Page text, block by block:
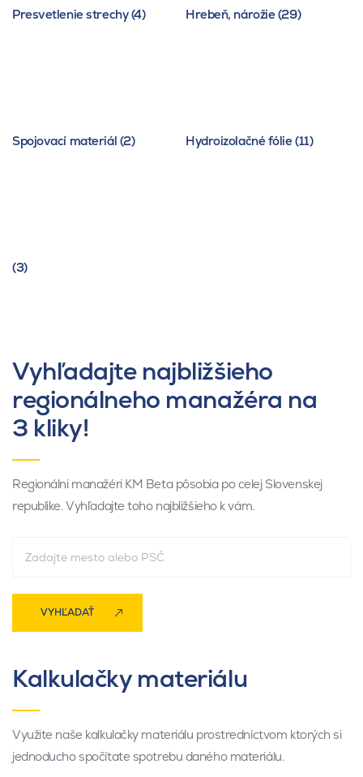
Presvetlenie strechy (4) Hrebeň, nárožie (29)
Spojovací materiál (2) Hydroizolačné fólie (11)
(3)
Vyhľadajte najbližšieho
regionálneho manažéra na
3 kliky!
Regionálni manažéri KM Beta pôsobia po celej Slovenskej
republike. Vyhľadajte toho najbližšieho k vám.
VYHĽADAŤ
Kalkulačky materiálu
Využite naše kalkulačky materiálu prostredníctvom ktorých si
jednoducho spočítate spotrebu daného materiálu.